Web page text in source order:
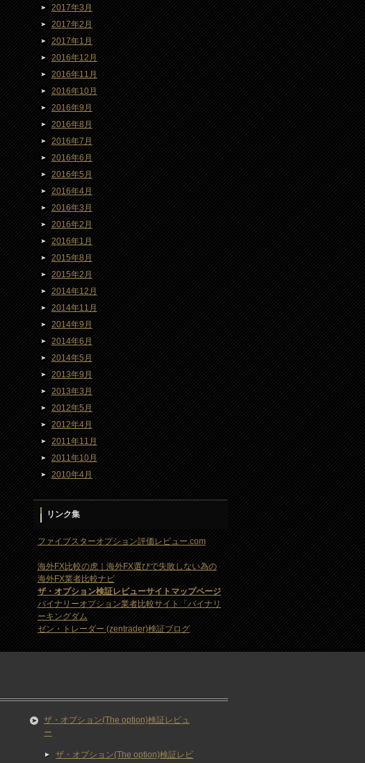
2017年3月
2017年2月
2017年1月
2016年12月
2016年11月
2016年10月
2016年9月
2016年8月
2016年7月
2016年6月
2016年5月
2016年4月
2016年3月
2016年2月
2016年1月
2015年8月
2015年2月
2014年12月
2014年11月
2014年9月
2014年6月
2014年5月
2013年9月
2013年3月
2012年5月
2012年4月
2011年11月
2011年10月
2010年4月
リンク集
ファイブスターオプション評価レビュー.com
海外FX比較の虎｜海外FX選びで失敗しない為の
海外FX業者比較ナビ
ザ・オプション検証レビューサイトマップページ
バイナリーオプション業者比較サイト「バイナリ
ーキングダム
ゼン・トレーダー (zentrader)検証ブログ
ザ・オプション(The option)検証レビュ
ー
ザ・オプション(The option)検証レビ